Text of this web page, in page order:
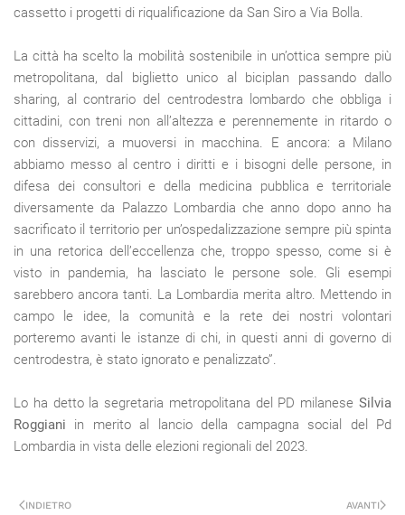
cassetto i progetti di riqualificazione da San Siro a Via Bolla.
La città ha scelto la mobilità sostenibile in un’ottica sempre più
metropolitana, dal biglietto unico al biciplan passando dallo
sharing, al contrario del centrodestra lombardo che obbliga i
cittadini, con treni non all’altezza e perennemente in ritardo o
con disservizi, a muoversi in macchina. E ancora: a Milano
abbiamo messo al centro i diritti e i bisogni delle persone, in
difesa dei consultori e della medicina pubblica e territoriale
diversamente da Palazzo Lombardia che anno dopo anno ha
sacrificato il territorio per un’ospedalizzazione sempre più spinta
in una retorica dell’eccellenza che, troppo spesso, come si è
visto in pandemia, ha lasciato le persone sole. Gli esempi
sarebbero ancora tanti. La Lombardia merita altro. Mettendo in
campo le idee, la comunità e la rete dei nostri volontari
porteremo avanti le istanze di chi, in questi anni di governo di
centrodestra, è stato ignorato e penalizzato”.
Lo ha detto la segretaria metropolitana del PD milanese Silvia
Roggiani in merito al lancio della campagna social del Pd
Lombardia in vista delle elezioni regionali del 2023.
INDIETRO AVANTI